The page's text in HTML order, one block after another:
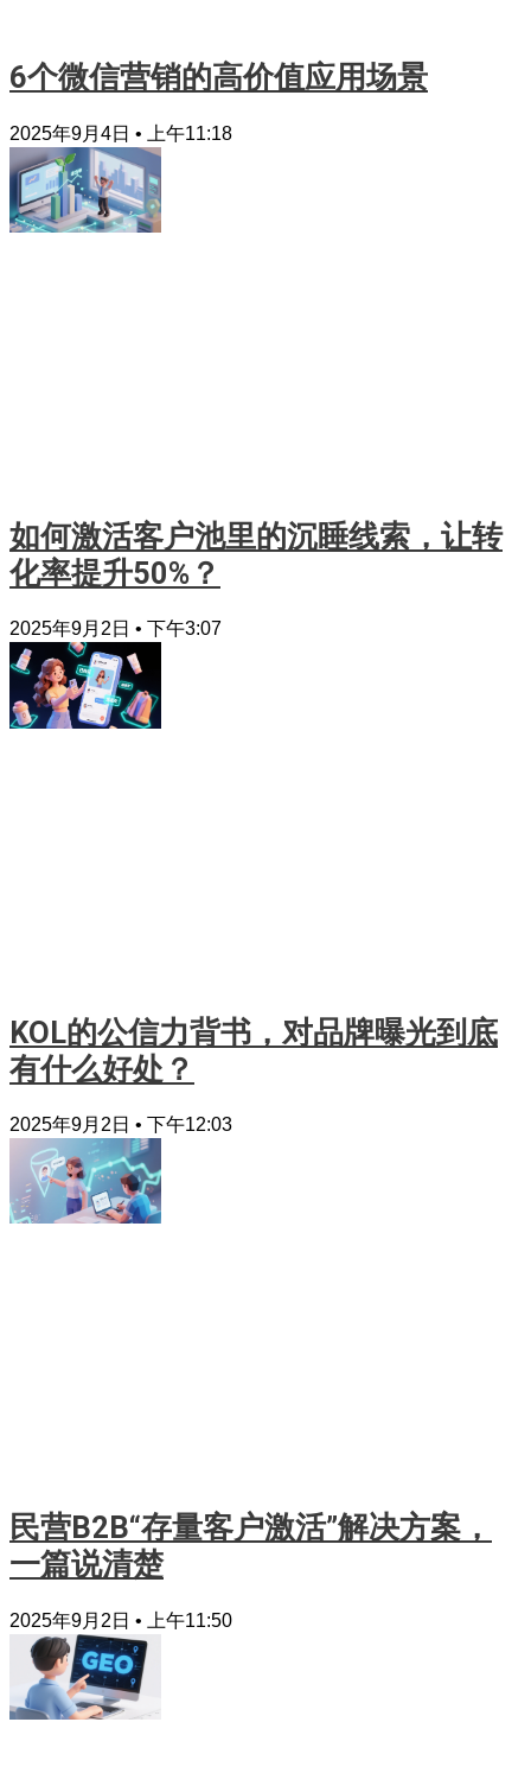
6个微信营销的高价值应用场景
2025年9月4日 上午11:18
如何激活客户池里的沉睡线索，让转
化率提升50%？
2025年9月2日 下午3:07
KOL的公信力背书，对品牌曝光到底
有什么好处？
2025年9月2日 下午12:03
民营B2B“存量客户激活”解决方案，
一篇说清楚
2025年9月2日 上午11:50